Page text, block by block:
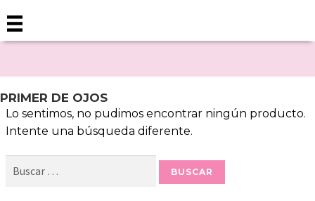
PRIMER DE OJOS
Lo sentimos, no pudimos encontrar ningún producto.
Intente una búsqueda diferente.